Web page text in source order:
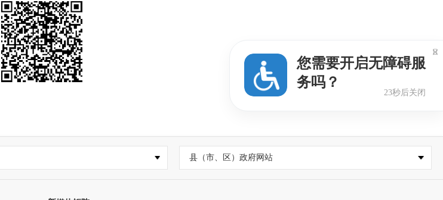
县（市、区）政府网站
您需要开启无障碍服
务吗？
22秒后关闭
